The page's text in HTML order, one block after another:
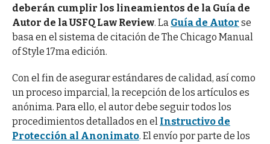
deberán cumplir los lineamientos de la Guía de
Autor de la USFQ Law Review. La Guía de Autor se
basa en el sistema de citación de The Chicago Manual
of Style 17ma edición.
Con el fin de asegurar estándares de calidad, así como
un proceso imparcial, la recepción de los artículos es
anónima. Para ello, el autor debe seguir todos los
procedimientos detallados en el Instructivo de
Protección al Anonimato. El envío por parte de los